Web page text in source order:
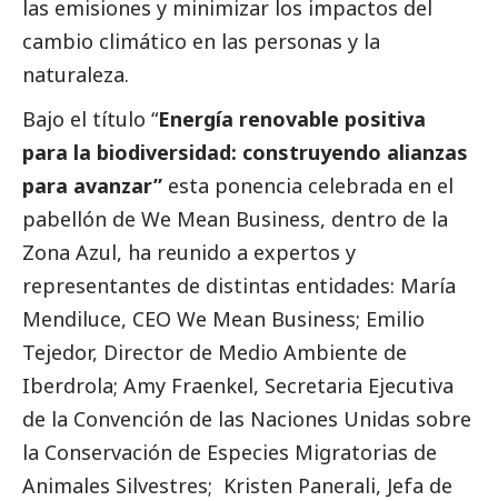
las emisiones y minimizar los impactos del
cambio climático en las personas y la
naturaleza.
Bajo el título “Energía renovable positiva
para la biodiversidad: construyendo alianzas
para avanzar” esta ponencia celebrada en el
pabellón de We Mean Business, dentro de la
Zona Azul, ha reunido a expertos y
representantes de distintas entidades: María
Mendiluce, CEO We Mean Business; Emilio
Tejedor, Director de Medio Ambiente de
Iberdrola; Amy Fraenkel, Secretaria Ejecutiva
de la Convención de las Naciones Unidas sobre
la Conservación de Especies Migratorias de
Animales Silvestres; Kristen Panerali, Jefa de